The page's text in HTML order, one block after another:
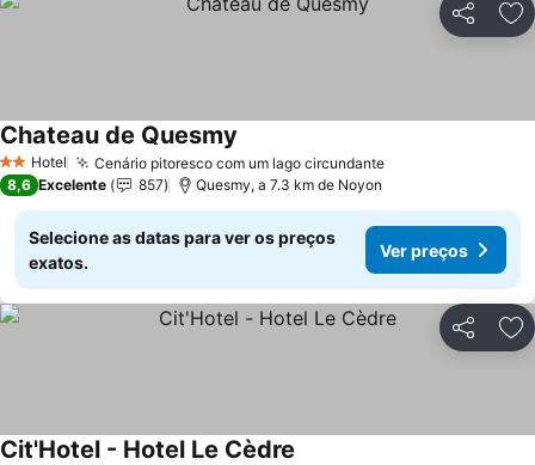
Partilhar
2 Estrelas
Hotel Cenário pitoresco com um lago circundanteVer preços
Chateau de Quesmy
8,6 Excelente 857 Quesmy, a 7.3 km de Noyon
Selecione as datas para ver os preços
exatos.
Ver preços
Partilhar
Cit'Hotel - Hotel Le Cèdre